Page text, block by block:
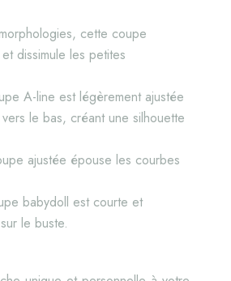
cette coupe
dissimule les petites
A-line est légèrement ajustée
le bas, créant une silhouette
ajustée épouse les courbes
babydoll est courte et
le buste.